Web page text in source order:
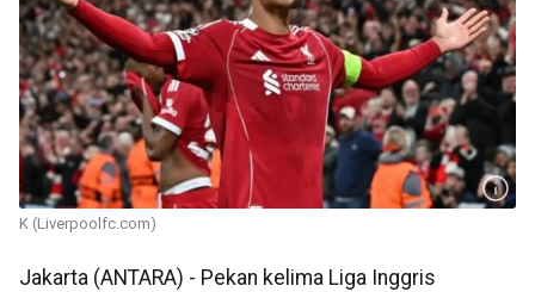
K (Liverpoolfc.com)
Jakarta (ANTARA) - Pekan kelima Liga Inggris